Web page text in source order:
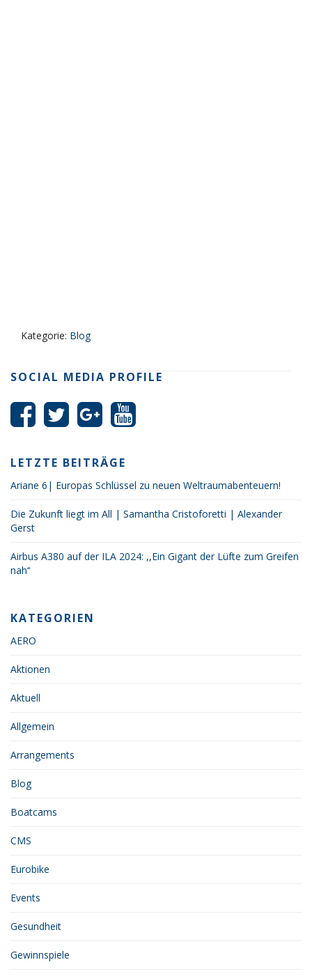
Kategorie: Blog
SOCIAL MEDIA PROFILE
LETZTE BEITRÄGE
Ariane 6| Europas Schlüssel zu neuen Weltraumabenteuern!
Die Zukunft liegt im All | Samantha Cristoforetti | Alexander
Gerst
Airbus A380 auf der ILA 2024: ,,Ein Gigant der Lüfte zum Greifen
nah‘‘
KATEGORIEN
AERO
Aktionen
Aktuell
Allgemein
Arrangements
Blog
Boatcams
CMS
Eurobike
Events
Gesundheit
Gewinnspiele